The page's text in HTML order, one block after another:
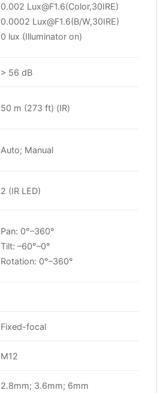
0.002 Lux@F1.6(Color,30IRE)
0.0002 Lux@F1.6(B/W,30IRE)
0 lux (Illuminator on)
> 56 dB
50 m (273 ft) (IR)
Auto; Manual
2 (IR LED)
Pan: 0°–360°
Tilt: –60°–0°
Rotation: 0°–360°
Fixed-focal
M12
2.8mm; 3.6mm; 6mm